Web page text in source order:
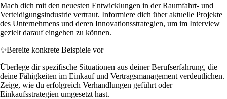
Mach dich mit den neuesten Entwicklungen in der Raumfahrt- und
Verteidigungsindustrie vertraut. Informiere dich über aktuelle Projekte
des Unternehmens und deren Innovationsstrategien, um im Interview
gezielt darauf eingehen zu können.
✨Bereite konkrete Beispiele vor
Überlege dir spezifische Situationen aus deiner Berufserfahrung, die
deine Fähigkeiten im Einkauf und Vertragsmanagement verdeutlichen.
Zeige, wie du erfolgreich Verhandlungen geführt oder
Einkaufsstrategien umgesetzt hast.